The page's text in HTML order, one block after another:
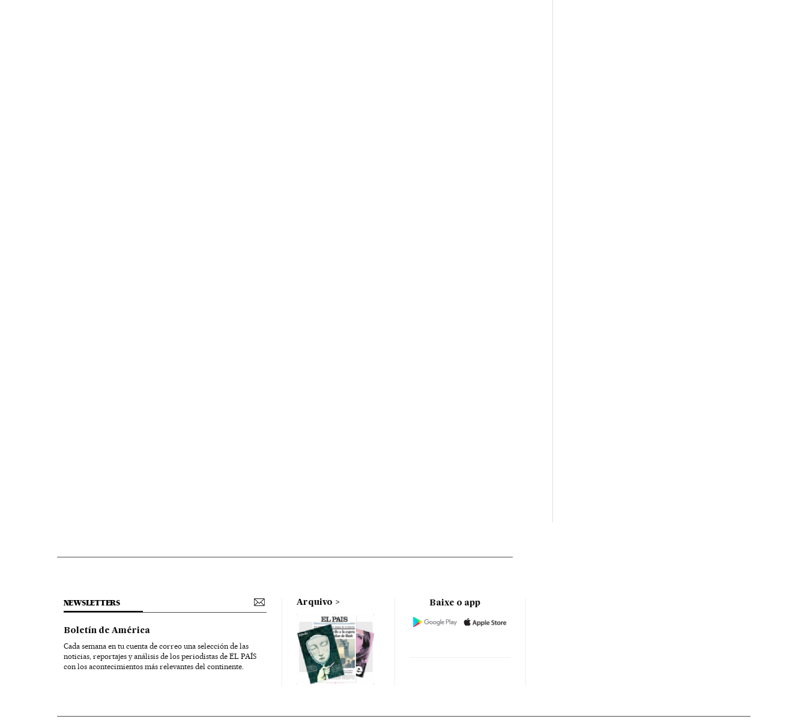
NEWSLETTERS
Boletín de América
Cada semana en tu cuenta de correo una selección de las
noticias, reportajes y análisis de los periodistas de EL PAÍS
con los acontecimientos más relevantes del continente.
Arquivo Baixe o app